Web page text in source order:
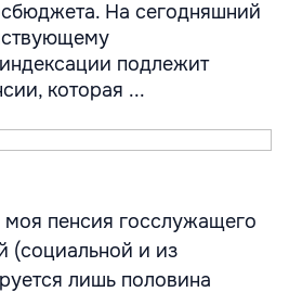
На сегодняшний
подлежит
которая ...
моя пенсия госслужащего
(социальной и из
лишь половина